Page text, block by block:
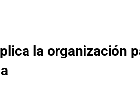
la organización